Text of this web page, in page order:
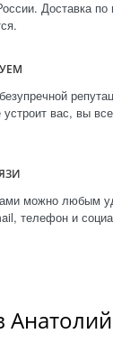
Доставка по
вас, вы
можно любым
телефон и